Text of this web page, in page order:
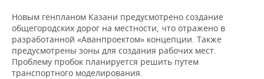
Новым генпланом Казани предусмотрено создание
общегородских дорог на местности, что отражено в
разработанной «Аванпроектом» концепции. Также
предусмотрены зоны для создания рабочих мест.
Проблему пробок планируется решить путем
транспортного моделирования.